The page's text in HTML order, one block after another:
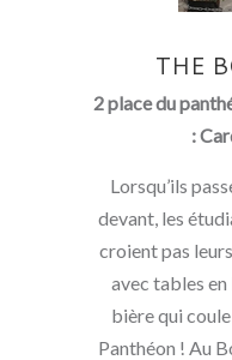
THE
2 place du
:
Lorsqu’ils
devant, les
croient pas
avec tables
bière qui
Panthéon ! Au